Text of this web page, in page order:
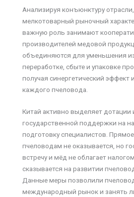
Анализируя конъюнктуру
мелкотоварный рыночный
важную роль занимают
производителей медовой
объединяются для уменьшения
переработке, сбыте и упаковке
получая синергетический эффект
каждого пчеловода.
Китай активно выделяет
государственной поддержки на
подготовку специалистов.
пчеловодам не оказывается, но
встречу и мёд не облагает
сказывается на развитии
Данные меры позволили
международный рынок и занять